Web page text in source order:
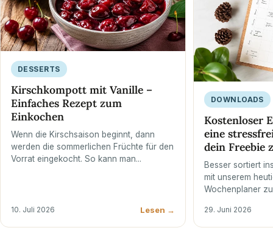
DESSERTS
Kirschkompott mit Vanille –
Einfaches Rezept zum
Einkochen
Wenn die Kirschsaison beginnt, dann
werden die sommerlichen Früchte für den
Vorrat eingekocht. So kann man...
10. Juli 2026 Lesen →
DOWNLOADS
Kostenloser
eine
dein Freebie
Besser sortiert
mit unserem
Wochenplaner
29. Juni 2026